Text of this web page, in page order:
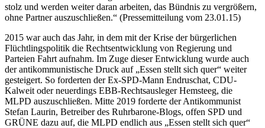
stolz und werden weiter daran arbeiten, das Bündnis zu vergrößern,
ohne Partner auszuschließen.“ (Pressemitteilung vom 23.01.15)
2015 war auch das Jahr, in dem mit der Krise der bürgerlichen
Flüchtlingspolitik die Rechtsentwicklung von Regierung und
Parteien Fahrt aufnahm. Im Zuge dieser Entwicklung wurde auch
der antikommunistische Druck auf „Essen stellt sich quer“ weiter
gesteigert. So forderten der Ex-SPD-Mann Endruschat, CDU-
Kalweit oder neuerdings EBB-Rechtsausleger Hemsteeg, die
MLPD auszuschließen. Mitte 2019 forderte der Antikommunist
Stefan Laurin, Betreiber des Ruhrbarone-Blogs, offen SPD und
GRÜNE dazu auf, die MLPD endlich aus „Essen stellt sich quer“